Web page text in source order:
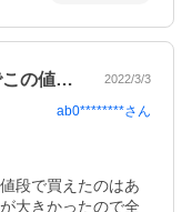
医療機器認証があり、コロナ禍でこの値段… 2022/3/3
ab0********さん
段で買えたのはあ
大きかったので全